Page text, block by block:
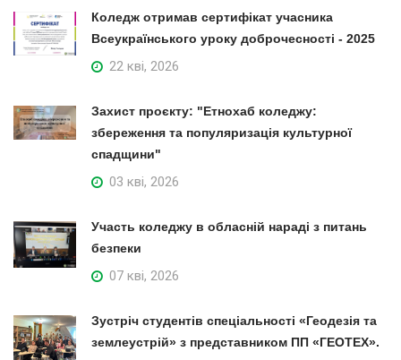
Коледж отримав сертифікат учасника
Всеукраїнського уроку доброчесності - 2025
22 кві, 2026
Захист проєкту: "Етнохаб коледжу:
збереження та популяризація культурної
спадщини"
03 кві, 2026
Участь коледжу в обласній нараді з питань
безпеки
07 кві, 2026
Зустріч студентів спеціальності «Геодезія та
землеустрій» з представником ПП «ГЕОТЕХ».